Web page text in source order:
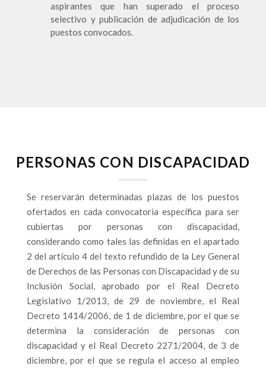
aspirantes que han superado el proceso
selectivo y publicación de adjudicación de los
puestos convocados.
PERSONAS CON DISCAPACIDAD
Se reservarán determinadas plazas de los puestos
ofertados en cada convocatoria específica para ser
cubiertas por personas con discapacidad,
considerando como tales las definidas en el apartado
2 del artículo 4 del texto refundido de la Ley General
de Derechos de las Personas con Discapacidad y de su
Inclusión Social, aprobado por el Real Decreto
Legislativo 1/2013, de 29 de noviembre, el Real
Decreto 1414/2006, de 1 de diciembre, por el que se
determina la consideración de personas con
discapacidad y el Real Decreto 2271/2004, de 3 de
diciembre, por el que se regula el acceso al empleo